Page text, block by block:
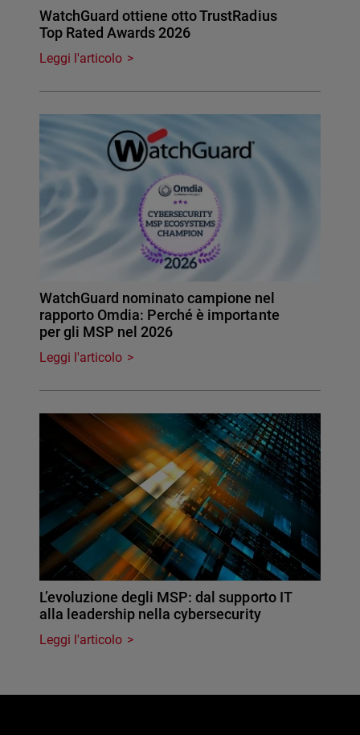
WatchGuard ottiene otto TrustRadius
Top Rated Awards 2026
Leggi l'articolo
WatchGuard nominato campione nel
rapporto Omdia: Perché è importante
per gli MSP nel 2026
Leggi l'articolo
L’evoluzione degli MSP: dal supporto IT
alla leadership nella cybersecurity
Leggi l'articolo